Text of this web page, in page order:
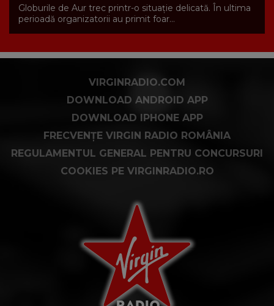
Globurile de Aur trec printr-o situație delicată. În ultima
perioadă organizatorii au primit foar...
VIRGINRADIO.COM
DOWNLOAD ANDROID APP
DOWNLOAD IPHONE APP
FRECVENȚE VIRGIN RADIO ROMÂNIA
REGULAMENTUL GENERAL PENTRU CONCURSURI
COOKIES PE VIRGINRADIO.RO